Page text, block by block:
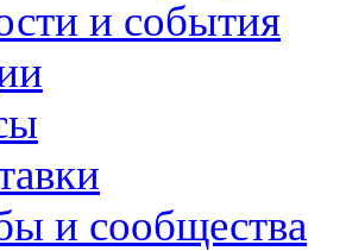
и события
и сообщества